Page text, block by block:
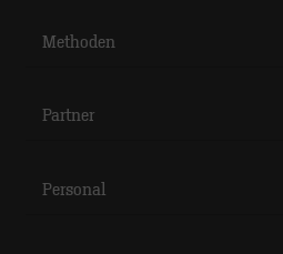
Methoden
Partner
Personal